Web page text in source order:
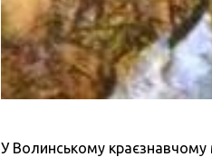
У Волинському краєзнавчому